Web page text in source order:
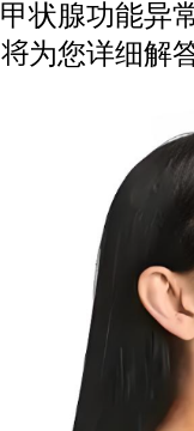
甲状腺功能异
将为您详细解答